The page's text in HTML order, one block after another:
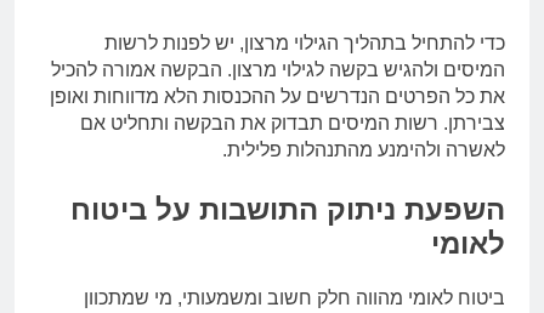
כדי להתחיל בתהליך הגילוי מרצון, יש לפנות לרשות
המיסים ולהגיש בקשה לגילוי מרצון. הבקשה אמורה להכיל
את כל הפרטים הנדרשים על ההכנסות הלא מדווחות ואופן
צבירתן. רשות המיסים תבדוק את הבקשה ותחליט אם
לאשרה ולהימנע מהתנהלות פלילית.
השפעת ניתוק התושבות על ביטוח
לאומי
ביטוח לאומי מהווה חלק חשוב ומשמעותי, מי שמתכוון